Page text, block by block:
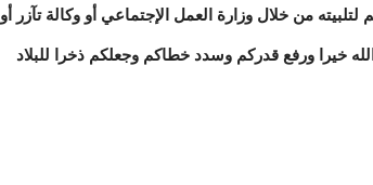
من خلال وزارة العمل الإجتماعي أو وكالة تآزر أو
خيرا ورفع قدركم وسدد خطاكم وجعلكم ذخرا للبلاد